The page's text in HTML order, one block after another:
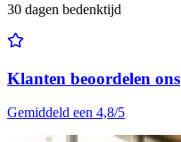
30 dagen bedenktijd
Klanten beoordelen ons
Gemiddeld een 4,8/5